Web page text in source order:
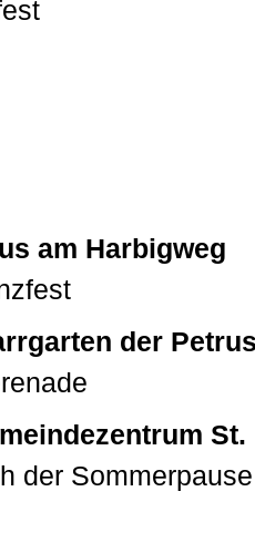
am Harbigweg
der
der Sommerpause